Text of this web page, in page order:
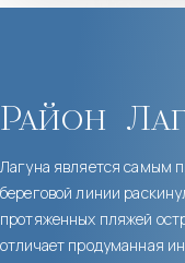
Район
Лагуна является самым
береговой линии
протяженных пляжей
отличает продуманная